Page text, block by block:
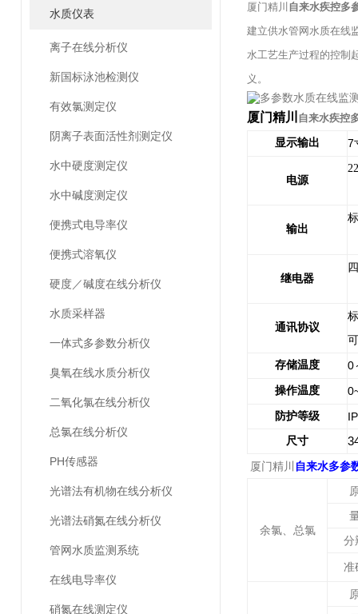
水质仪表
离子在线分析仪
新国标泳池检测仪
有效氯测定仪
阴离子表面活性剂测定仪
水中硬度测定仪
水中碱度测定仪
便携式电导率仪
便携式溶氧仪
硬度／碱度在线分析仪
水质采样器
一体式多参数分析仪
臭氧在线水质分析仪
二氧化氯在线分析仪
总氯在线分析仪
PH传感器
光谱法有机物在线分析仪
光谱法硝氮在线分析仪
管网水质监测系统
在线电导率仪
硝氮在线测定仪
厦门精川 自来水疾控多
建立供水管网水质在线
水工艺生产过程的控制
义。
厦门精川 自来水疾控
显示输出 7
电源
输出
继电器
通讯协议
存储温度 0
操作温度
防护等级
尺寸
厦门精川 自来水多参
余氯、总氯
分
准